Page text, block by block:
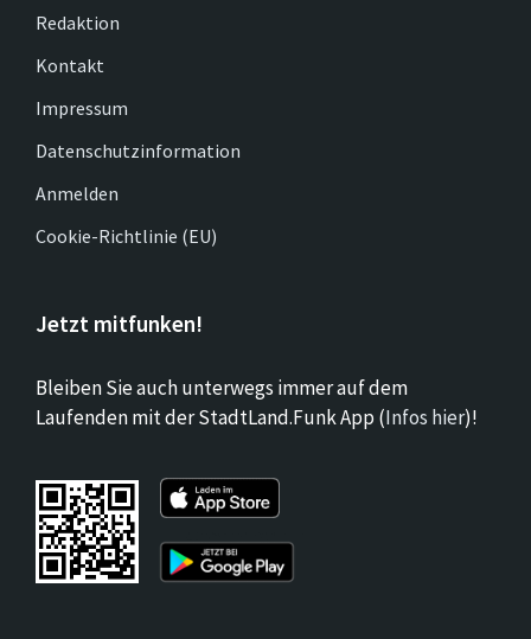
Redaktion
Kontakt
Impressum
Datenschutzinformation
Anmelden
Cookie-Richtlinie (EU)
Jetzt mitfunken!
Bleiben Sie auch unterwegs immer auf dem
Laufenden mit der StadtLand.Funk App (Infos hier)!